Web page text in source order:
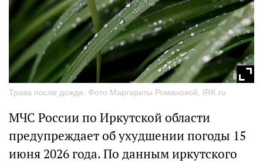
Трава после дождя. Фото Маргариты Романовой, IRK.ru
МЧС России по Иркутской области
предупреждает об ухудшении погоды 15
июня 2026 года. По данным иркутского